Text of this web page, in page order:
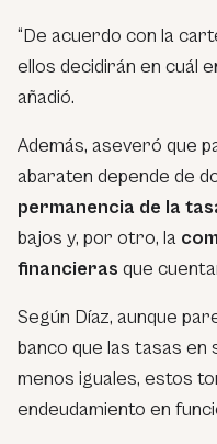
“De acuerdo con la
ellos decidirán en cuál
añadió.
Además, aseveró que
abaraten depende de
permanencia de la
bajos y, por otro, la
financieras que
Según Díaz, aunque
banco que las tasas
menos iguales, estos
endeudamiento en